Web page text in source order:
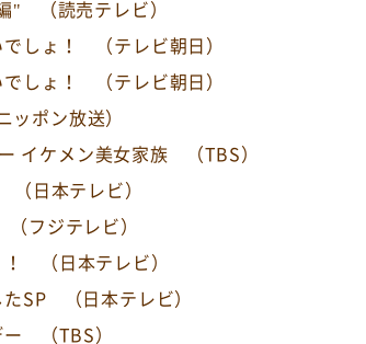
" （読売テレビ）
しょ！ （テレビ朝日）
しょ！ （テレビ朝日）
ッポン放送）
イケメン美女家族 （TBS）
（日本テレビ）
（フジテレビ）
（日本テレビ）
SP （日本テレビ）
（TBS）